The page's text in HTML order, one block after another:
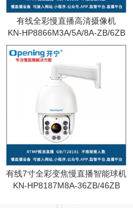
有线全彩慢直播高清摄像机
KN-HP8866M3A/5A/8A-ZB/6ZB
有线7寸全彩变焦慢直播智能球机
KN-HP8187M8A-36ZB/46ZB